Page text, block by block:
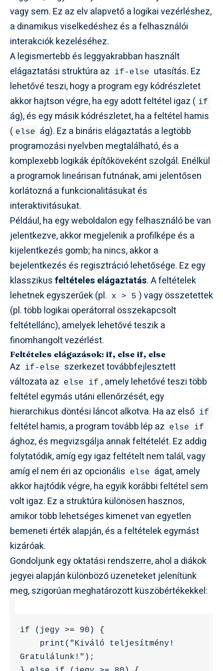
vagy sem. Ez az elv alapvető a logikai vezérléshez,
a dinamikus viselkedéshez és a felhasználói
interakciók kezeléséhez.
A legismertebb és leggyakrabban használt
elágaztatási struktúra az
if-else
utasítás. Ez
lehetővé teszi, hogy a program egy kódrészletet
akkor hajtson végre, ha egy adott feltétel igaz ( if
ág), és egy másik kódrészletet, ha a feltétel hamis
( else
ág). Ez a bináris elágaztatás a legtöbb
programozási nyelvben megtalálható, és a
komplexebb logikák építőköveként szolgál. Enélkül
a programok lineárisan futnának, ami jelentősen
korlátozná a funkcionalitásukat és
interaktivitásukat.
Például, ha egy weboldalon egy felhasználó be van
jelentkezve, akkor megjelenik a profilképe és a
kijelentkezés gomb; ha nincs, akkor a
bejelentkezés és regisztráció lehetősége. Ez egy
klasszikusfeltételes elágaztatás. A feltételek
lehetnek egyszerűek (pl.
x > 5 ) vagy összetettek
(pl. több logikai operátorral összekapcsolt
feltétellánc), amelyek lehetővé teszik a
finomhangolt vezérlést.
Feltételes elágazások: if, else if, else
Az if-else
szerkezet továbbfejlesztett
változata az
else if , amely lehetővé teszi több
feltétel egymás utáni ellenőrzését, egy
hierarchikus döntési láncot alkotva. Ha az első if
feltétel hamis, a program tovább lép az else if
ághoz, és megvizsgálja annak feltételét. Ez addig
folytatódik, amíg egy igaz feltételt nem talál, vagy
amíg el nem éri az opcionális
else
ágat, amely
akkor hajtódik végre, ha egyik korábbi feltétel sem
volt igaz. Ez a struktúra különösen hasznos,
amikor több lehetséges kimenet van egyetlen
bemeneti érték alapján, és a feltételek egymást
kizáróak.
Gondoljunk egy oktatási rendszerre, ahol a diákok
jegyei alapján különböző üzeneteket jelenítünk
meg, szigorúan meghatározott küszöbértékekkel:
if (jegy >= 90) {
Gratulálunk!");